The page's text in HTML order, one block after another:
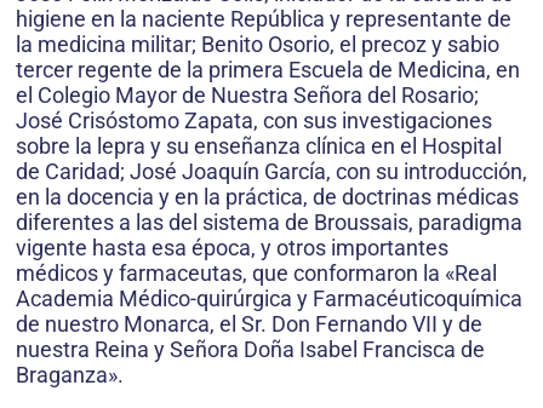
higiene en la naciente República y representante de
la medicina militar; Benito Osorio, el precoz y sabio
tercer regente de la primera Escuela de Medicina, en
el Colegio Mayor de Nuestra Señora del Rosario;
José Crisóstomo Zapata, con sus investigaciones
sobre la lepra y su enseñanza clínica en el Hospital
de Caridad; José Joaquín García, con su introducción,
en la docencia y en la práctica, de doctrinas médicas
diferentes a las del sistema de Broussais, paradigma
vigente hasta esa época, y otros importantes
médicos y farmaceutas, que conformaron la «Real
Academia Médico-quirúrgica y Farmacéuticoquímica
de nuestro Monarca, el Sr. Don Fernando VII y de
nuestra Reina y Señora Doña Isabel Francisca de
Braganza».